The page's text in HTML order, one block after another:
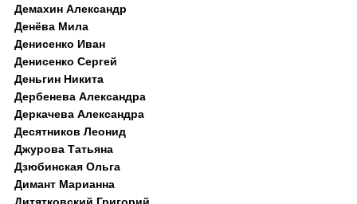
Демахин Александр
Денёва Мила
Денисенко Иван
Денисенко Сергей
Деньгин Никита
Дербенева Александра
Деркачева Александра
Десятников Леонид
Джурова Татьяна
Дзюбинская Ольга
Димант Марианна